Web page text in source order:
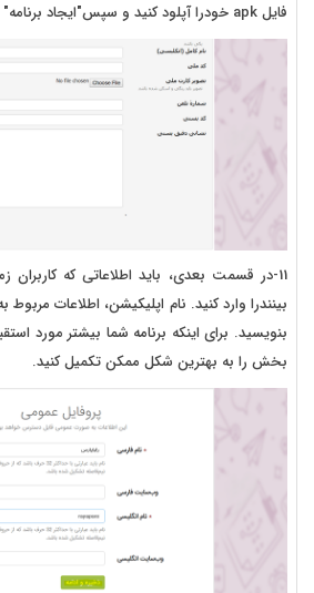
فایل apk خودرا آپلود کنید و سپس"ایجاد برنامه" را بزنید.
11-در قسمت بعدی، باید اطلاعاتی که
بینندرا وارد کنید. نام اپلیکیشن، اطلاعات
بنویسید. برای اینکه برنامه شما بیشتر مورد
بخش را به بهترین شکل ممکن تکمیل کنید.